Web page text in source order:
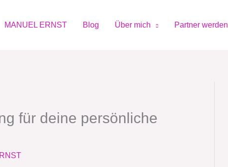
MANUEL ERNST Blog Über mich Partner werden
für deine persönliche